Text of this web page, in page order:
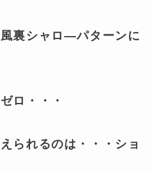
裏シャロ―パターンに
ロ・・・
られるのは・・・ショ